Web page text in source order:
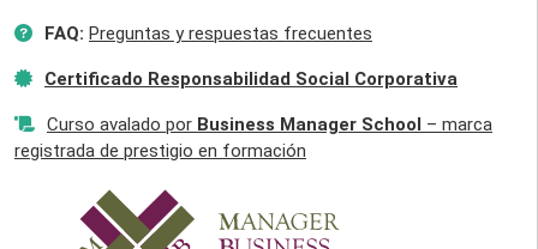
FAQ: Preguntas y respuestas frecuentes
Certificado Responsabilidad Social Corporativa
Curso avalado por Business Manager School – marca
registrada de prestigio en formación